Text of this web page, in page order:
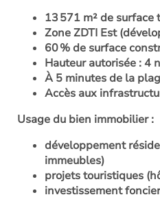
13 571 m² de surface
Zone ZDTI Est
60 % de surface
Hauteur autorisée : 4
À 5 minutes de la
Accès aux
Usage du bien immobilier :
développement
immeubles)
projets touristiques
investissement